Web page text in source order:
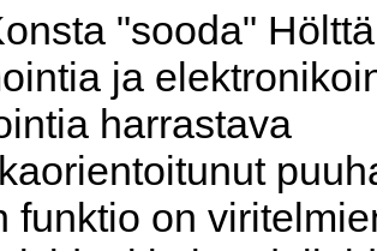
"sooda"
ja
harrastava
funktio on